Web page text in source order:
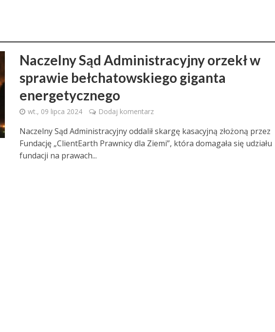
Naczelny Sąd Administracyjny orzekł w
sprawie bełchatowskiego giganta
energetycznego
wt., 09 lipca 2024 Dodaj komentarz
Naczelny Sąd Administracyjny oddalił skargę kasacyjną złożoną przez
Fundację „ClientEarth Prawnicy dla Ziemi”, która domagała się udziału
fundacji na prawach...